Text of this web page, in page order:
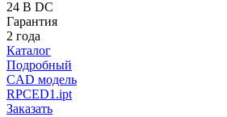
24 В DC
Гарантия
2 года
Каталог
Подробный
CAD модель
RPCED1.ipt
Заказать